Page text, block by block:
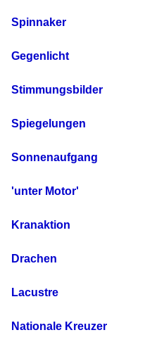
Spinnaker
Gegenlicht
Stimmungsbilder
Spiegelungen
Sonnenaufgang
'unter Motor'
Kranaktion
Drachen
Lacustre
Nationale Kreuzer